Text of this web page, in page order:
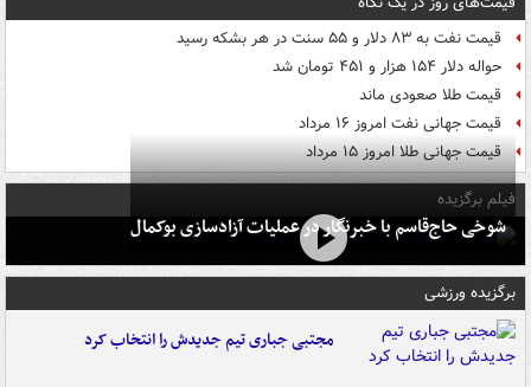
قیمت نفت به ۸۳ دلار و ۵۵ سنت در هر بشکه رسید
حواله دلار ۱۵۴ هزار و ۴۵۱ تومان شد
قیمت طلا صعودی ماند
قیمت جهانی نفت امروز ۱۶ مرداد
قیمت جهانی طلا امروز ۱۵ مرداد
فیلم برگزیده
شوخی حاج‌قاسم با خبرنگار در عملیات آزادسازی بوکمال
برگزیده ورزشی
مجتبی جباری تیم جدیدش را انتخاب کرد